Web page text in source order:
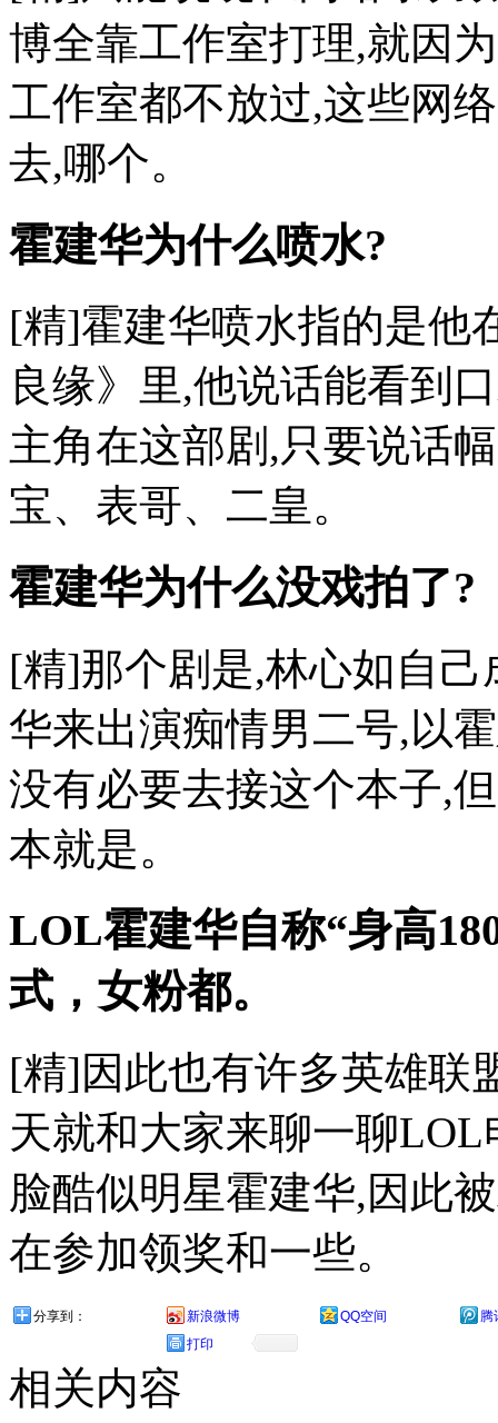
博全靠工作室打理,就因
工作室都不放过,这些网
去,哪个。
霍建华为什么喷水?
[精]霍建华喷水指的是他
良缘》里,他说话能看到
主角在这部剧,只要说话
宝、表哥、二皇。
霍建华为什么没戏拍了?
[精]那个剧是,林心如自
华来出演痴情男二号,以
没有必要去接这个本子,
本就是。
LOL霍建华自称“身高
式，女粉都。
[精]因此也有许多英雄联
天就和大家来聊一聊
脸酷似明星霍建华,因此
在参加领奖和一些。
分享到： 新浪微博 QQ空间
腾
打印
相关内容